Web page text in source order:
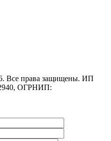
Все права защищены. ИП
ОГРНИП: